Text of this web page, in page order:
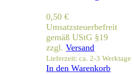
0,50€
Umsatzsteuerbefreit
gemäß UStG §19
zzgl.Versand
Lieferzeit: ca. 2-3 Werktage
In den Warenkorb